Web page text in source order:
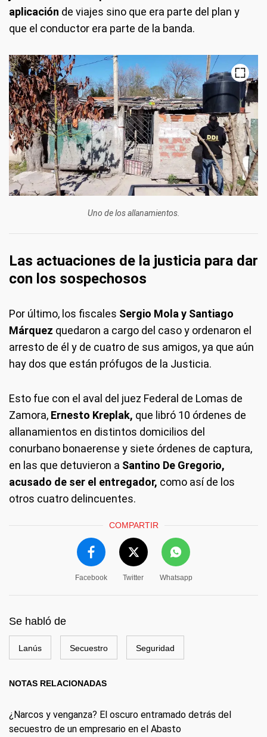
aplicación de viajes sino que era parte del plan y
que el conductor era parte de la banda.
Uno de los allanamientos.
Las actuaciones de la justicia para dar
con los sospechosos
Por último, los fiscales Sergio Mola y Santiago
Márquez quedaron a cargo del caso y ordenaron el
arresto de él y de cuatro de sus amigos, ya que aún
hay dos que están prófugos de la Justicia.
Esto fue con el aval del juez Federal de Lomas de
Zamora, Ernesto Kreplak, que libró 10 órdenes de
allanamientos en distintos domicilios del
conurbano bonaerense y siete órdenes de captura,
en las que detuvieron a Santino De Gregorio,
acusado de ser el entregador, como así de los
otros cuatro delincuentes.
COMPARTIR
Facebook Twitter Whatsapp
Se habló de
Lanús Secuestro Seguridad
NOTAS RELACIONADAS
¿Narcos y venganza? El oscuro entramado detrás del
secuestro de un empresario en el Abasto